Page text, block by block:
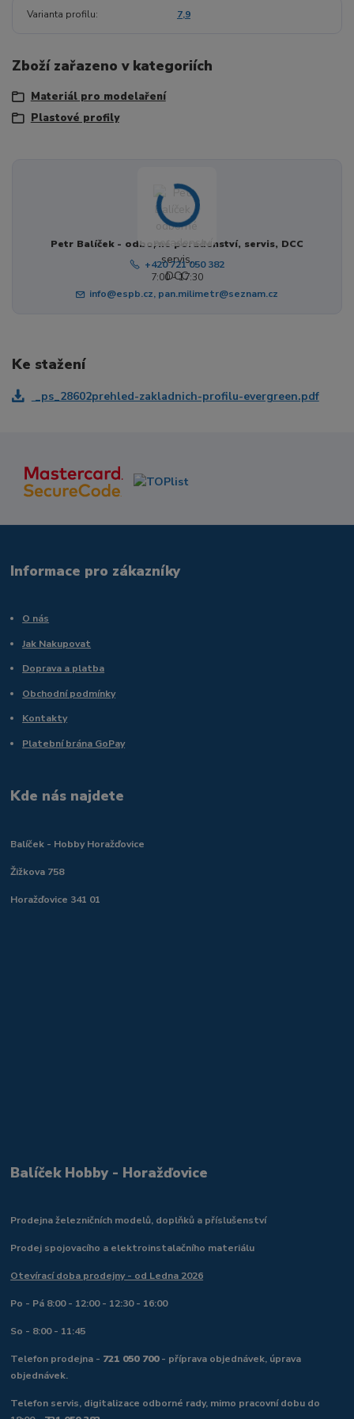
Varianta profilu 7,9
Zboží zařazeno v kategoriích
Materiál pro modelaření
Plastové profily
Petr Balíček - odborné poradenství, servis, DCC
+420 721 050 382
7:00 - 17:30
info@espb.cz, pan.milimetr@seznam.cz
Ke stažení
_ps_28602prehled-zakladnich-profilu-evergreen.pdf
Informace pro zákazníky
O nás
Jak Nakupovat
Doprava a platba
Obchodní podmínky
Kontakty
Platební brána GoPay
Kde nás najdete
Balíček - Hobby Horažďovice
Žižkova 758
Horažďovice 341 01
Balíček Hobby - Horažďovice
Prodejna železničních modelů, doplňků a příslušenství
Prodej spojovacího a elektroinstalačního materiálu
Otevírací doba prodejny - od Ledna 2026
Po - Pá 8:00 - 12:00 - 12:30 - 16:00
So - 8:00 - 11:45
Telefon prodejna - 721 050 700- příprava objednávek, úprava
objednávek.
Telefon servis, digitalizace odborné rady, mimo pracovní dobu do